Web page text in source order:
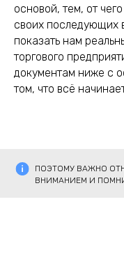
основой, тем, от
своих последующих
показать нам
торгового
документам ниже с
том, что всё
ПОЭТОМУ ВАЖНО
ВНИМАНИЕМ И